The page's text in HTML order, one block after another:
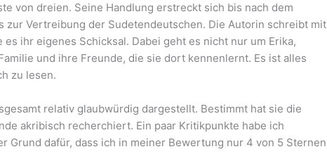
von dreien. Seine Handlung erstreckt sich bis nach dem
zur Vertreibung der Sudetendeutschen. Die Autorin schreibt mit
es ihr eigenes Schicksal. Dabei geht es nicht nur um Erika,
und ihre Freunde, die sie dort kennenlernt. Es ist alles
zu lesen.
relativ glaubwürdig dargestellt. Bestimmt hat sie die
akribisch recherchiert. Ein paar Kritikpunkte habe ich
Grund dafür, dass ich in meiner Bewertung nur 4 von 5 Sternen